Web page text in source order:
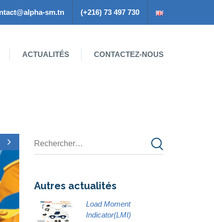
sm.tn (+216) 73 497 730
ACTUALITÉS CONTACTEZ-NOUS
Autres actualités
Load Moment
Indicator(LMI)